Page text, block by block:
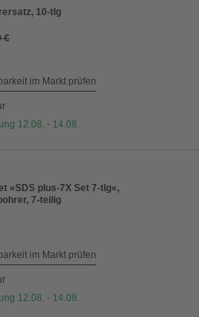
10-tlg
€
im Markt prüfen
12.08. - 14.08.
»SDS plus-7X Set 7-tlg«,
7-teilig
im Markt prüfen
12.08. - 14.08.